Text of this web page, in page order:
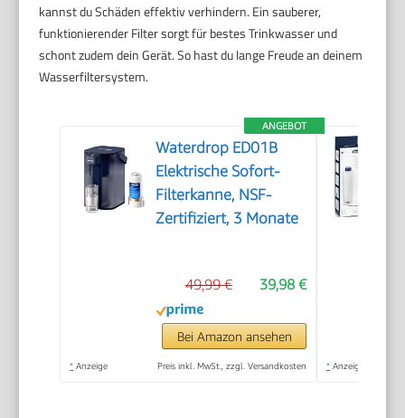
kannst du Schäden effektiv verhindern. Ein sauberer,
funktionierender Filter sorgt für bestes Trinkwasser und
schont zudem dein Gerät. So hast du lange Freude an deinem
Wasserfiltersystem.
ANGEBOT
Waterdrop ED01B
Elektrische Sofort-
Filterkanne, NSF-
Zertifiziert, 3 Monate
39,98 €
49,99 €
Bei Amazon ansehen
* Anzeige Preis inkl. MwSt., zzgl. Versandkosten * Anzeige